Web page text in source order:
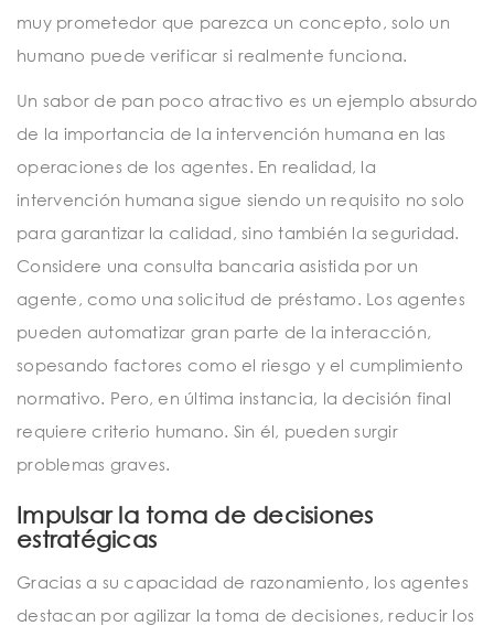
muy prometedor que parezca un concepto, solo un
humano puede verificar si realmente funciona.
Un sabor de pan poco atractivo es un ejemplo absurdo
de la importancia de la intervención humana en las
operaciones de los agentes. En realidad, la
intervención humana sigue siendo un requisito no solo
para garantizar la calidad, sino también la seguridad.
Considere una consulta bancaria asistida por un
agente, como una solicitud de préstamo. Los agentes
pueden automatizar gran parte de la interacción,
sopesando factores como el riesgo y el cumplimiento
normativo. Pero, en última instancia, la decisión final
requiere criterio humano. Sin él, pueden surgir
problemas graves.
Impulsar la toma de decisiones
estratégicas
Gracias a su capacidad de razonamiento, los agentes
destacan por agilizar la toma de decisiones, reducir los